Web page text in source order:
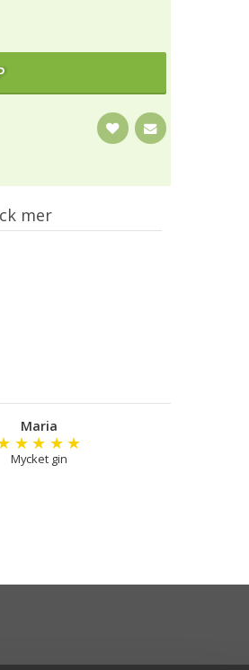
mer
Maria
★ ★ ★ ★
Mycket gin